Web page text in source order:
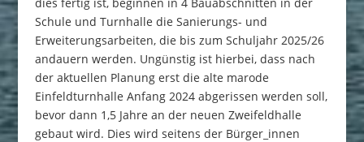
Schule und Turnhalle die Sanierungs- und
Erweiterungsarbeiten, die bis zum Schuljahr 2025/26
andauern werden. Ungünstig ist hierbei, dass nach
der aktuellen Planung erst die alte marode
Einfeldturnhalle Anfang 2024 abgerissen werden soll,
bevor dann 1,5 Jahre an der neuen Zweifeldhalle
gebaut wird. Dies wird seitens der Bürger_innen